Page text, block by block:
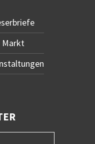
Markt